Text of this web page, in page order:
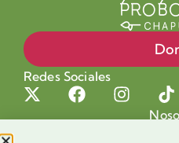
Redes Sociales